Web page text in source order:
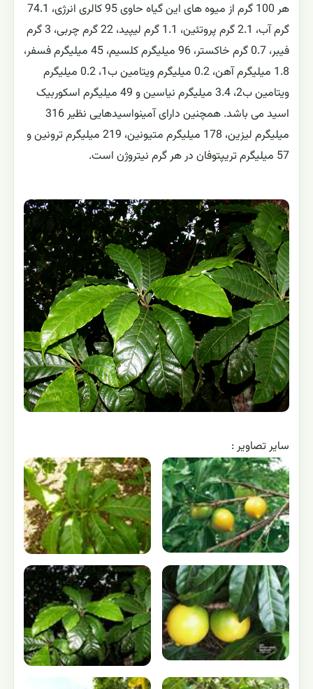
هر 100 گرم از میوه های این گیاه حاوی 95 کالری انرژی، 74.1
گرم آب، 2.1 گرم پروتئین، 1.1 گرم لیپید، 22 گرم چربی، 3 گرم
فیبر، 0.7 گرم خاکستر، 96 میلیگرم کلسیم، 45 میلیگرم فسفر،
1.8 میلیگرم آهن، 0.2 میلیگرم ویتامین ب1، 0.2 میلیگرم
ویتامین ب2، 3.4 میلیگرم نیاسین و 49 میلیگرم اسکوربیک
اسید می باشد. همچنین دارای آمینواسیدهایی نظیر 316
میلیگرم لیزین، 178 میلیگرم متیونین، 219 میلیگرم ترونین و
57 میلیگرم تریپتوفان در هر گرم نیتروژن است.
ساير تصاوير :